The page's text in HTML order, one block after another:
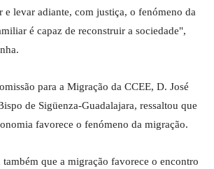
e levar adiante, com justiça, o fenómeno da
é capaz de reconstruir a sociedade",
para a Migração da CCEE, D. José
de Sigüenza-Guadalajara, ressaltou que
favorece o fenómeno da migração.
que a migração favorece o encontro